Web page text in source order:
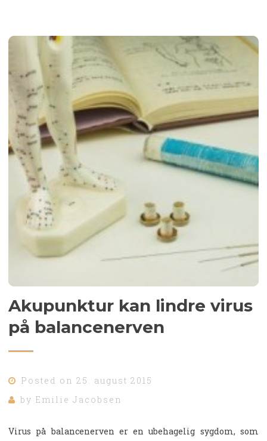
Akupunktur kan lindre virus
på balancenerven
Posted on 25. august 2015
by Emilie Jacobsen
Virus på balancenerven er en ubehagelig sygdom, som